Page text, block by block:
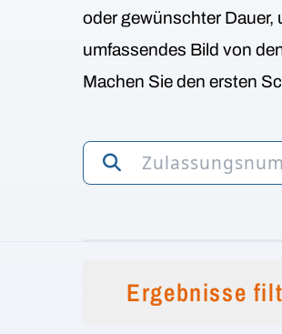
oder gewünschter Dauer,
umfassendes Bild von
Machen Sie den ersten
Ergebnisse